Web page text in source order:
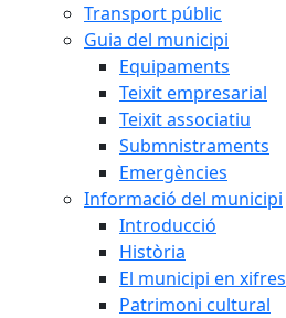
Transport públic
Guia del municipi
Equipaments
Teixit empresarial
Teixit associatiu
Submnistraments
Emergències
Informació del municipi
Introducció
Història
El municipi en xifres
Patrimoni cultural